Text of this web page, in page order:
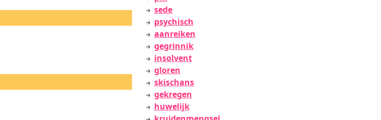
sede
psychisch
aanreiken
gegrinnik
insolvent
gloren
skischans
gekregen
huwelijk